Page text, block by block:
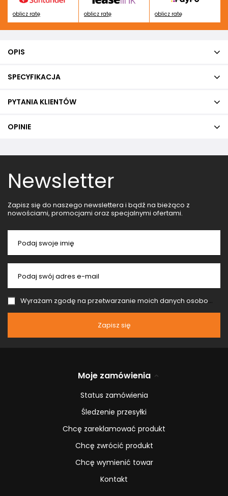
oblicz ratę oblicz ratę oblicz ratę
OPIS
SPECYFIKACJA
PYTANIA KLIENTÓW
OPINIE
Newsletter
Zapisz się do naszego newslettera i bądź na bieżąco z
nowościami, promocjami oraz specjalnymi ofertami.
Podaj swoje imię
Podaj swój adres e-mail
Wyrażam zgodę na przetwarzanie moich danych osobowych (adres e-mail) na potrzeby wysyłki newslettera z informacją handlową (marketing). Więcej w
Zapisz się
Moje zamówienia
Status zamówienia
Śledzenie przesyłki
Chcę zareklamować produkt
Chcę zwrócić produkt
Chcę wymienić towar
Kontakt